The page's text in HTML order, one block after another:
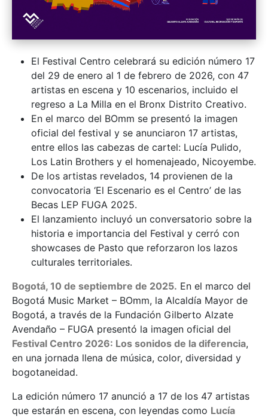
El Festival Centro celebrará su edición número 17
del 29 de enero al 1 de febrero de 2026, con 47
artistas en escena y 10 escenarios, incluido el
regreso a La Milla en el Bronx Distrito Creativo.
En el marco del BOmm se presentó la imagen
oficial del festival y se anunciaron 17 artistas,
entre ellos las cabezas de cartel: Lucía Pulido,
Los Latin Brothers y el homenajeado, Nicoyembe.
De los artistas revelados, 14 provienen de la
convocatoria ‘El Escenario es el Centro’ de las
Becas LEP FUGA 2025.
El lanzamiento incluyó un conversatorio sobre la
historia e importancia del Festival y cerró con
showcases de Pasto que reforzaron los lazos
culturales territoriales.
Bogotá, 10 de septiembre de 2025. En el marco del
Bogotá Music Market – BOmm, la Alcaldía Mayor de
Bogotá, a través de la Fundación Gilberto Alzate
Avendaño – FUGA presentó la imagen oficial del
Festival Centro 2026: Los sonidos de la diferencia,
en una jornada llena de música, color, diversidad y
bogotaneidad.
La edición número 17 anunció a 17 de los 47 artistas
que estarán en escena, con leyendas como Lucía